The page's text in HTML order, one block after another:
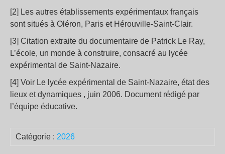
[2] Les autres établissements expérimentaux français
sont situés à Oléron, Paris et Hérouville-Saint-Clair.
[3] Citation extraite du documentaire de Patrick Le Ray,
L’école, un monde à construire, consacré au lycée
expérimental de Saint-Nazaire.
[4] Voir Le lycée expérimental de Saint-Nazaire, état des
lieux et dynamiques , juin 2006. Document rédigé par
l’équipe éducative.
Catégorie : 2026